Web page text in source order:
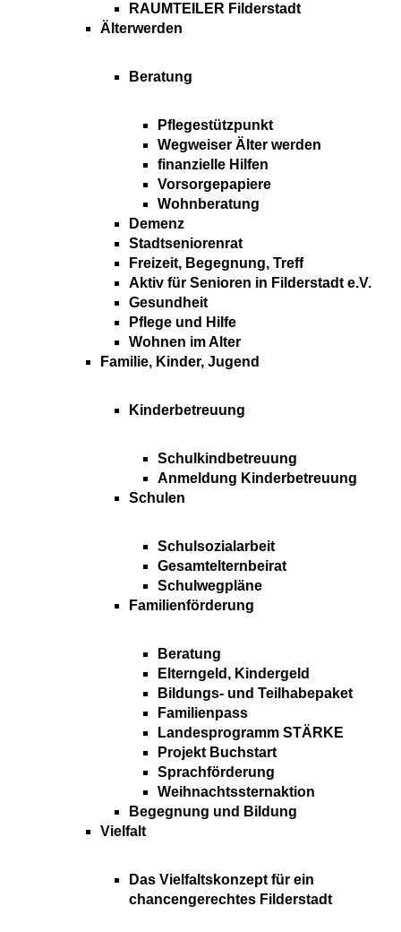
RAUMTEILER Filderstadt
Älterwerden
Beratung
Pflegestützpunkt
Wegweiser Älter werden
finanzielle Hilfen
Vorsorgepapiere
Wohnberatung
Demenz
Stadtseniorenrat
Freizeit, Begegnung, Treff
Aktiv für Senioren in Filderstadt e.V.
Gesundheit
Pflege und Hilfe
Wohnen im Alter
Familie, Kinder, Jugend
Kinderbetreuung
Schulkindbetreuung
Anmeldung Kinderbetreuung
Schulen
Schulsozialarbeit
Gesamtelternbeirat
Schulwegpläne
Familienförderung
Beratung
Elterngeld, Kindergeld
Bildungs- und Teilhabepaket
Familienpass
Landesprogramm STÄRKE
Projekt Buchstart
Sprachförderung
Weihnachtssternaktion
Begegnung und Bildung
Vielfalt
Das Vielfaltskonzept für ein
chancengerechtes Filderstadt